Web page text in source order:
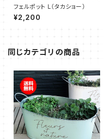
フェルポット L（タカショー）
¥2,200
同じカテゴリの商品